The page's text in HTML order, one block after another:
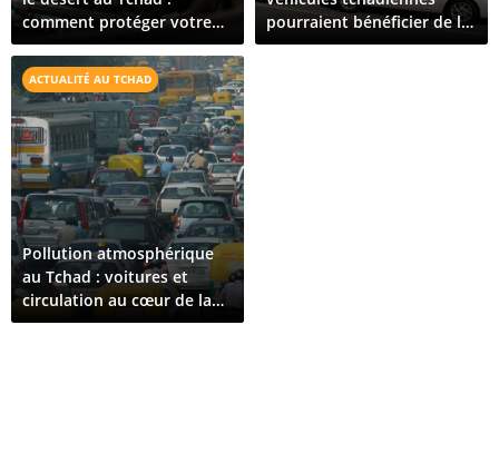
comment protéger votre
véhicule dans des
conditions extrêmes
pourraient bénéficier de la
suspension par le
ACTUALITÉ AU TCHAD
Pollution atmosphérique
au Tchad : voitures et
circulation au cœur de la
crise